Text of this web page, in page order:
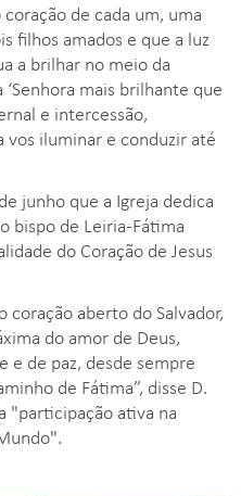
de cada um, uma
filhos amados e que a luz
a brilhar no meio da
mais brilhante que
e intercessão,
vos iluminar e conduzir até
junho que a Igreja dedica
bispo de Leiria-Fátima
do Coração de Jesus
coração aberto do Salvador,
do amor de Deus,
e de paz, desde sempre
de Fátima”, disse D.
"participação ativa na